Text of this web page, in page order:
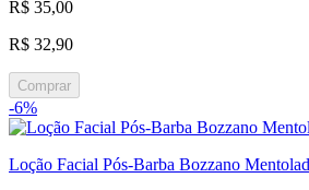
R$ 35,00
R$ 32,90
Comprar
-6%
Loção Facial Pós-Barba Bozzano